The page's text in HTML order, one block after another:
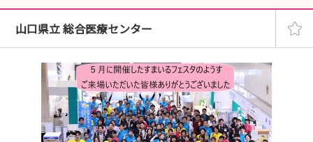
山口県立 総合医療センター